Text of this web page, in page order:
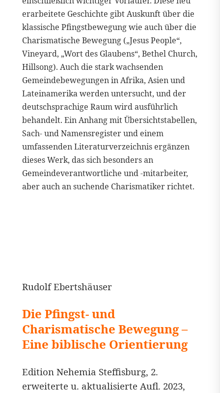
erarbeitete Geschichte gibt Auskunft über die
klassische Pfingstbewegung wie auch über die
Charismatische Bewegung („Jesus People“,
Vineyard, „Wort des Glaubens“, Bethel Church,
Hillsong). Auch die stark wachsenden
Gemeindebewegungen in Afrika, Asien und
Lateinamerika werden untersucht, und der
deutschsprachige Raum wird ausführlich
behandelt. Ein Anhang mit Übersichtstabellen,
Sach- und Namensregister und einem
umfassenden Literaturverzeichnis ergänzen
dieses Werk, das sich besonders an
Gemeindeverantwortliche und -mitarbeiter,
aber auch an suchende Charismatiker richtet.
Rudolf Ebertshäuser
Die Pfingst- und
Charismatische Bewegung –
Eine biblische Orientierung
Edition Nehemia Steffisburg, 2.
erweiterte u. aktualisierte Aufl. 2023,